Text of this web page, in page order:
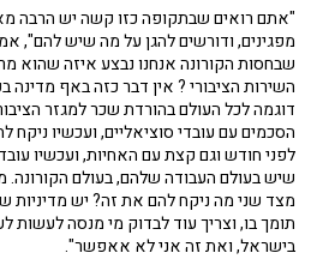
"אתם רואים שבתקופה כזו קשה יש הרבה
מפגינים, ודורשים להגן על מה שיש להם",
שבחסות הקורונה אנחנו נבצע איזה שהוא
השירות הציבורי ? אין דבר כזה באף מדינה
דוגמה לכל העולם בהורדת שכר למגזר
הסכמים עם עובדי סוציאליים, ועכשיו
לפני חודש וגם קצת עם האחיות, ועכשיו
שיש בעולם העבודה שלהם, בעולם הקורונה.
מצד שני מה ניקח להם את זה? יש מדיניות
תומך בו, וצריך עוד לבדוק מי מנסה לעשות
בישראל, ואת זה אני לא אאפשר".